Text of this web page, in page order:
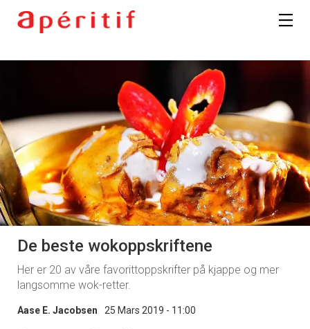
De beste wokoppskriftene
Her er 20 av våre favorittoppskrifter på kjappe og mer
langsomme wok-retter.
Aase E. Jacobsen 25 Mars 2019 - 11:00